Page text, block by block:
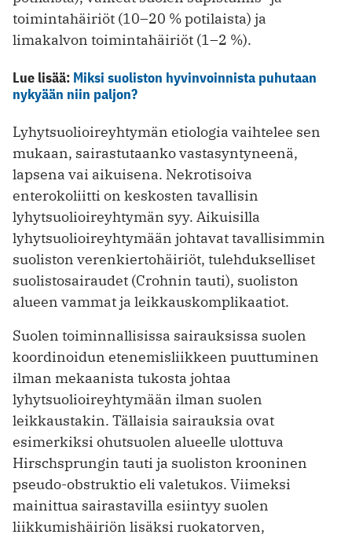
toimintahäiriöt (10–20 % potilaista) ja
limakalvon toimintahäiriöt (1–2 %).
Lue lisää: Miksi suoliston hyvinvoinnista puhutaan
nykyään niin paljon?
Lyhytsuolioireyhtymän etiologia vaihtelee sen
mukaan, sairastutaanko vastasyntyneenä,
lapsena vai aikuisena. Nekrotisoiva
enterokoliitti on keskosten tavallisin
lyhytsuolioireyhtymän syy. Aikuisilla
lyhytsuolioireyhtymään johtavat tavallisimmin
suoliston verenkiertohäiriöt, tulehdukselliset
suolistosairaudet (Crohnin tauti), suoliston
alueen vammat ja leikkauskomplikaatiot.
Suolen toiminnallisissa sairauksissa suolen
koordinoidun etenemisliikkeen puuttuminen
ilman mekaanista tukosta johtaa
lyhytsuolioireyhtymään ilman suolen
leikkaustakin. Tällaisia sairauksia ovat
esimerkiksi ohutsuolen alueelle ulottuva
Hirschsprungin tauti ja suoliston krooninen
pseudo-obstruktio eli valetukos. Viimeksi
mainittua sairastavilla esiintyy suolen
liikkumishäiriön lisäksi ruokatorven,